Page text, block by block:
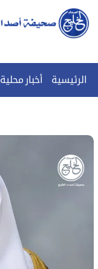
الرئيسية أخبار محلية